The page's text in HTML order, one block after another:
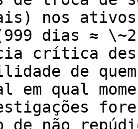
nos
dias ≈
crítica
de
em qual
de não